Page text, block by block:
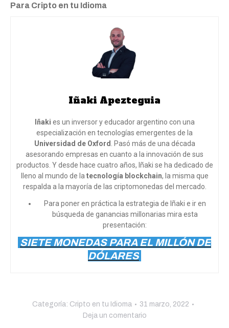
Para Cripto en tu Idioma
Iñaki Apezteguia
Iñaki es un inversor y educador argentino con una
especialización en tecnologías emergentes de la
Universidad de Oxford
. Pasó más de una década
asesorando empresas en cuanto a la innovación de sus
productos. Y desde hace cuatro años, Iñaki se ha dedicado de
lleno al mundo de la tecnología blockchain, la misma que
respalda a la mayoría de las criptomonedas del mercado.
Para poner en práctica la estrategia de Iñaki e ir en
búsqueda de ganancias millonarias mira esta
presentación:
SIETE MONEDAS PARA EL MILLÓN DE
DÓLARES
Categoría: Cripto en tu Idioma
31 marzo, 2022
Deja un comentario